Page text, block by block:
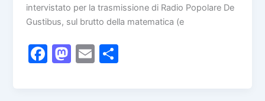
intervistato per la trasmissione di Radio Popolare De
Gustibus, sul brutto della matematica (e
F
M E